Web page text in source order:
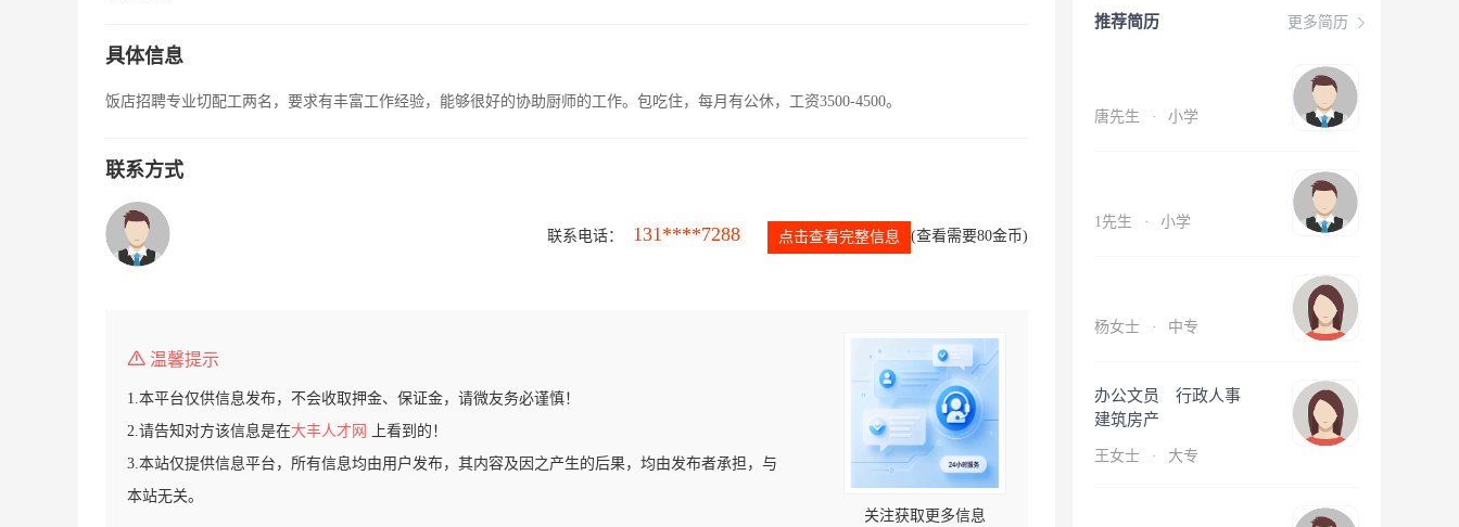
具体信息
饭店招聘专业切配工两名，要求有丰富工作经验，能够很好的协助厨师的工作。包吃住，每月有公休，工资3500-4500。
联系方式
联系电话： 131****7288 点击查看完整信息 (查看需要80金币)
温馨提示
1.本平台仅供信息发布，不会收取押金、保证金，请微友务必谨慎！
2.请告知对方该信息是在大丰人才网
上看到的！
3.本站仅提供信息平台，所有信息均由用户发布，其内容及因之产生的后果，均由发布者承担，与
本站无关。
关注获取更多信息
更多简历
推荐简历
唐先生 · 小学
1先生 · 小学
杨女士 · 中专
办公文员 行政人事
建筑房产
王女士 · 大专